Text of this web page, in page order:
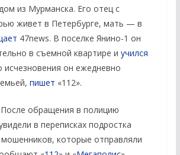
из Мурманска. Его отец с
живет в Петербурге, мать — в
47news. В поселке Янино-1 он
в съемной квартире и учился
исчезновения он ежедневно
пишет «112».
После обращения в полицию
в переписках подростка
которые отправляли